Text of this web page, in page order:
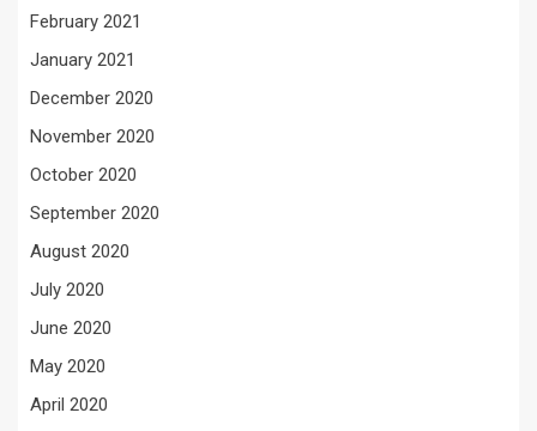
February 2021
January 2021
December 2020
November 2020
October 2020
September 2020
August 2020
July 2020
June 2020
May 2020
April 2020